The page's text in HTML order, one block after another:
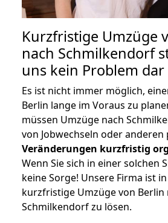
Kurzfristige Umzüge
nach Schmilkendorf
uns kein Problem dar
Es ist nicht immer möglich,
Berlin lange im Voraus zu
müssen Umzüge nach
von Jobwechseln oder anderen
Veränderungen kurzfristig
Wenn Sie sich in einer solchen
keine Sorge! Unsere Firma ist
kurzfristige Umzüge von Berlin
Schmilkendorf zu lösen.